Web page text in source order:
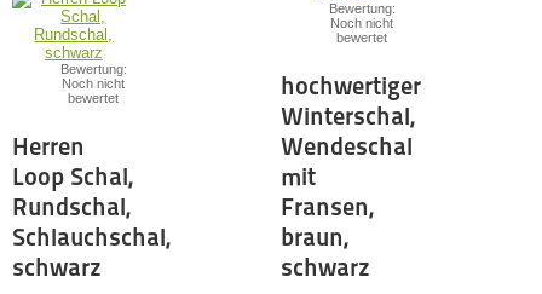
Bewertung:
Noch nicht
bewertet
Herren
Loop Schal,
Rundschal,
Schlauchschal,
schwarz
Bewertung:
Noch nicht
bewertet
hochwertiger
Winterschal,
Wendeschal
mit
Fransen,
braun,
schwarz